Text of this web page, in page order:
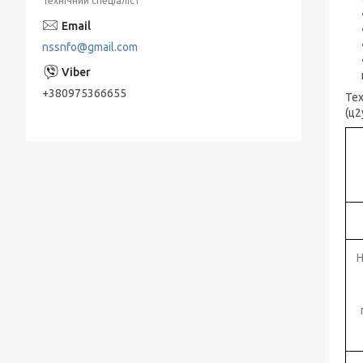
Занурювальні насоси ЕЦВ
Живильні насоси ПЕ
типу для нафтопродуктів
nssnfo@gmail.com
+380975366655